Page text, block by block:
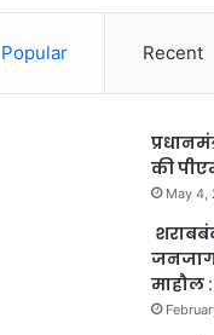
Popular Recent
की
May 4,
माहौल